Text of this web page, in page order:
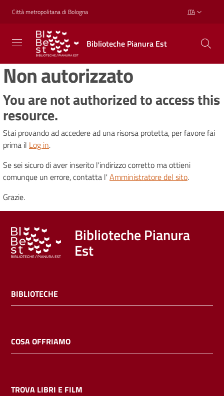
Vai al contenuto
Vai alla navigazione
Vai al footer
Città metropolitana di Bologna ITA
Biblioteche Pianura Est
Biblioteche
Pianura
Est
CONOSCERE,
CREARE,
Biblioteche
Cosa
offriamo
Trova
libri
e
film
Calendario
Non autorizzato
You are not authorized to access this
resource.
Stai provando ad accedere ad una risorsa protetta, per favore fai
prima il Log in.
Se sei sicuro di aver inserito l'indirizzo corretto ma ottieni
comunque un errore, contatta l' Amministratore del sito.
Grazie.
Biblioteche Pianura
Est
BIBLIOTECHE
COSA OFFRIAMO
TROVA LIBRI E FILM